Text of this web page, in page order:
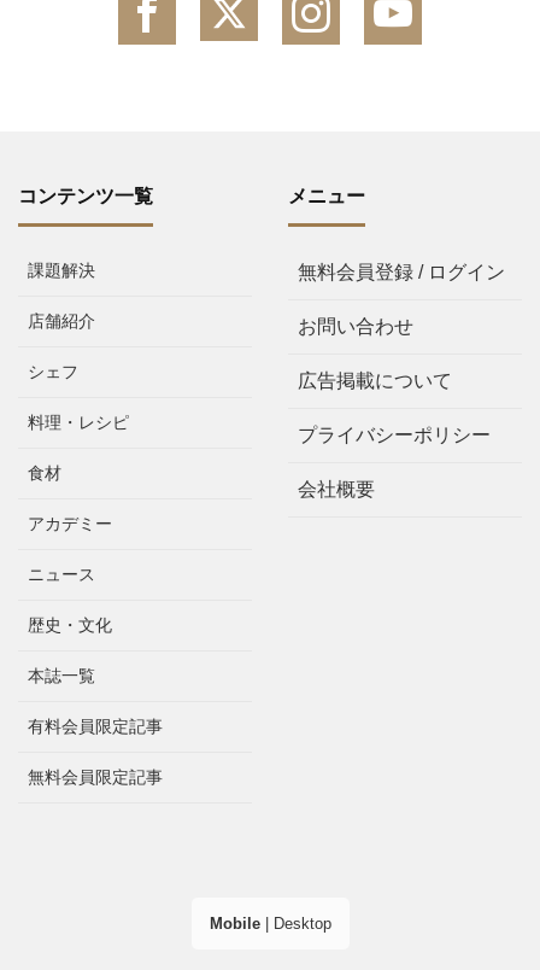
コンテンツ一覧
課題解決
店舗紹介
シェフ
料理・レシピ
食材
アカデミー
ニュース
歴史・文化
本誌一覧
有料会員限定記事
無料会員限定記事
メニュー
無料会員登録 / ログイン
お問い合わせ
広告掲載について
プライバシーポリシー
会社概要
Mobile| Desktop